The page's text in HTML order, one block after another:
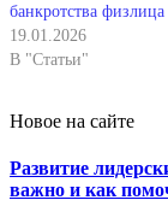
банкротства физлица
19.01.2026
В "Статьи"
Новое на сайте
Развитие
важно и как